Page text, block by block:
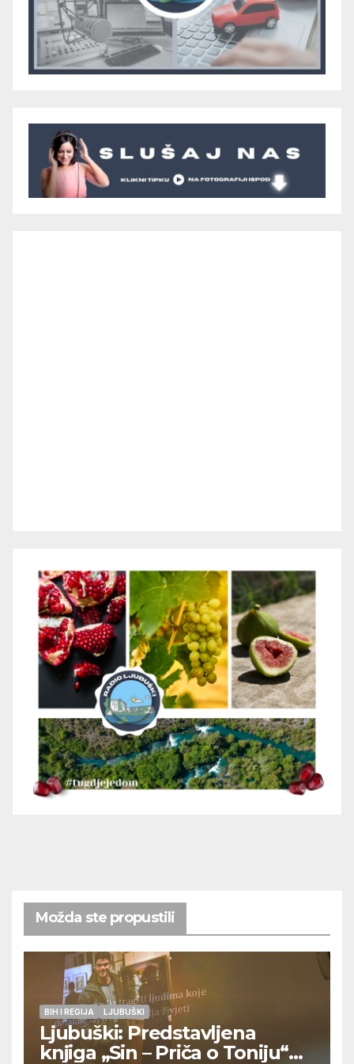
Možda ste propustili
BIH I REGIJA LJUBUŠKI
Ljubuški: Predstavljena
knjiga „Sin – Priča o Toniju“